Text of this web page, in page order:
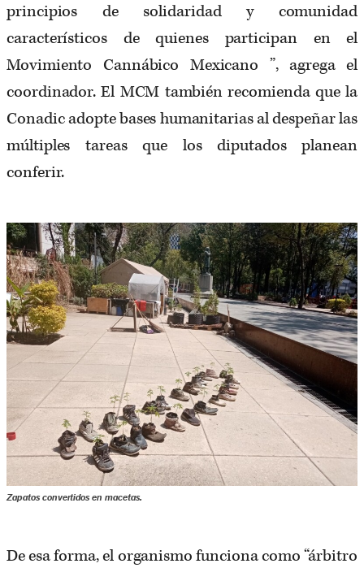
principios de solidaridad y comunidad
característicos de quienes participan en el
Movimiento Cannábico Mexicano ”, agrega el
coordinador. El MCM también recomienda que la
Conadic adopte bases humanitarias al despeñar las
múltiples tareas que los diputados planean
conferir.
Zapatos convertidos en macetas.
De esa forma, el organismo funciona como “árbitro